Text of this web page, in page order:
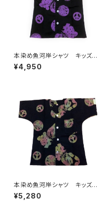
本染め魚河岸シャツ キッズ用1
10サイズ 認定証付き 木綿
晒 平和柄 黒×紫 子供用
ちシャツ 焼津 浜通り 港町
¥4,950
本染め魚河岸シャツ キッズ用1
10サイズ 認定証付き 木綿
晒 平和柄 黒×迷彩カモ 子
¥5,280